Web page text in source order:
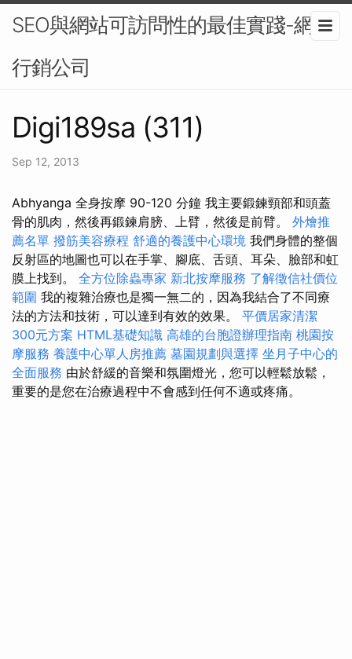
SEO與網站可訪問性的最佳實踐-網路
行銷公司
Digi189sa (311)
Sep 12, 2013
Abhyanga 全身按摩 90-120 分鐘 我主要鍛鍊頸部和頭蓋
骨的肌肉，然後再鍛鍊肩膀、上臂，然後是前臂。 外燴推
薦名單 撥筋美容療程 舒適的養護中心環境 我們身體的整個
反射區的地圖也可以在手掌、腳底、舌頭、耳朵、臉部和虹
膜上找到。 全方位除蟲專家 新北按摩服務 了解徵信社價位
範圍 我的複雜治療也是獨一無二的，因為我結合了不同療
法的方法和技術，可以達到有效的效果。 平價居家清潔
300元方案 HTML基礎知識 高雄的台胞證辦理指南 桃園按
摩服務 養護中心單人房推薦 墓園規劃與選擇 坐月子中心的
全面服務 由於舒緩的音樂和氛圍燈光，您可以輕鬆放鬆，
重要的是您在治療過程中不會感到任何不適或疼痛。